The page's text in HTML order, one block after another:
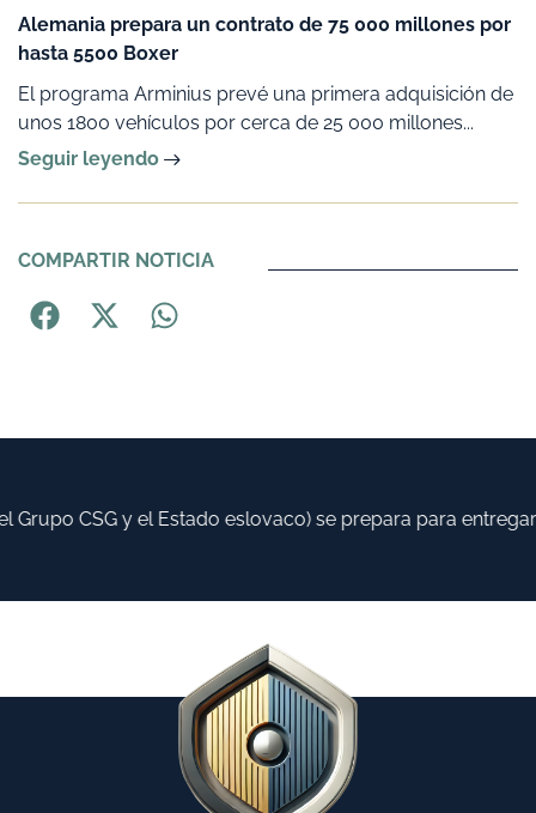
Alemania prepara un contrato de 75 000 millones por
hasta 5500 Boxer
El programa Arminius prevé una primera adquisición de
unos 1800 vehículos por cerca de 25 000 millones...
Seguir leyendo
COMPARTIR NOTICIA
CSG y el Estado eslovaco) se prepara para entregar